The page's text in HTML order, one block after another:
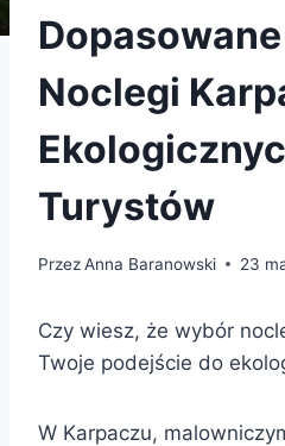
Noclegi
Turystów
PrzezAnna Baranowski 23
Czy wiesz, że wybór
Twoje podejście do
W Karpaczu,